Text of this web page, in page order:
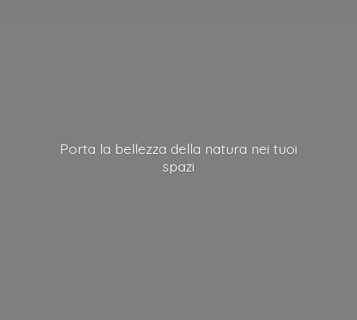
Porta la bellezza della natura nei tuoi
spazi